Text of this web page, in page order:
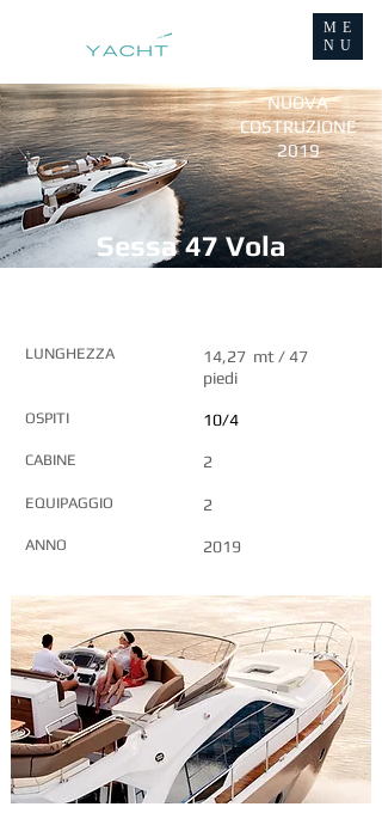
ME
NU
NUOVA
COSTRUZIONE
2019
Sessa 47 Vola
LUNGHEZZA
14,27 mt / 47
piedi
OSPITI 10/4
CABINE 2
EQUIPAGGIO 2
ANNO 2019